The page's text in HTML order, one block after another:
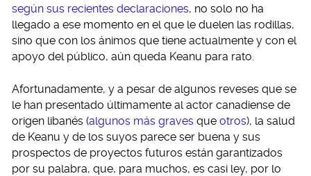
según sus recientes declaraciones, no solo no ha
llegado a ese momento en el que le duelen las rodillas,
sino que con los ánimos que tiene actualmente y con el
apoyo del público, aún queda Keanu para rato.
Afortunadamente, y a pesar de algunos reveses que se
le han presentado últimamente al actor canadiense de
origen libanés (algunos más graves que otros), la salud
de Keanu y de los suyos parece ser buena y sus
prospectos de proyectos futuros están garantizados
por su palabra, que, para muchos, es casi ley, por lo